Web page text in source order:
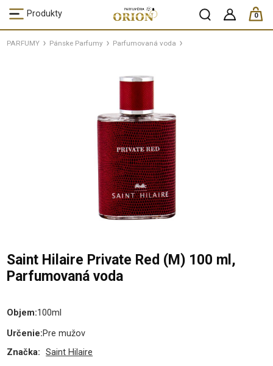
Produkty 0
ks /
PARFUMY Pánske Parfumy Parfumovaná voda
Saint Hilaire Private Red (M) 100 ml,
Parfumovaná voda
Objem:100ml
Určenie:Pre mužov
Značka: Saint Hilaire